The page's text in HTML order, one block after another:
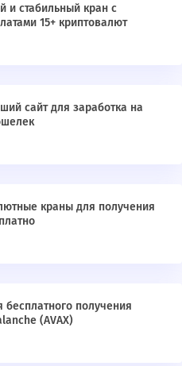
и стабильный кран с
15+ криптовалют
сайт для заработка на
краны для получения
получения
(AVAX)